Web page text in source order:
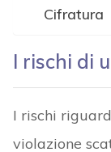
Cifratura
I rischi di
I rischi
violazione